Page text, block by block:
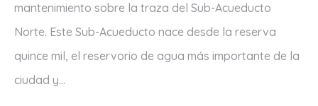
mantenimiento sobre la traza del Sub-Acueducto
Norte. Este Sub-Acueducto nace desde la reserva
quince mil, el reservorio de agua más importante de la
ciudad y...